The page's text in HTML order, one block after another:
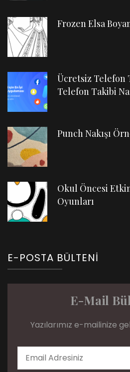
Frozen Elsa
Ücretsiz Telefon
Telefon Takibi
Punch Nakışı
Okul Öncesi
Oyunları
E-POSTA BÜLTENI
E-Mail
Yazılarımız e-mailinize